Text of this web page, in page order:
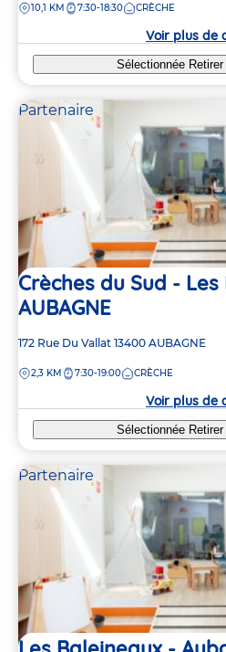
la
DISTANCE
10,1 KM 7:30-18:30 CRÈCHE
Voir plus de
Sélectionnée Retirer
Partenaire
Crèches du Sud -
AUBAGNE
Adresse
la
172 Rue Du Vallat 13400 AUBAGNE
DISTANCE
2,3 KM 7:30-19:00 CRÈCHE
Voir plus de
Sélectionnée Retirer
Partenaire